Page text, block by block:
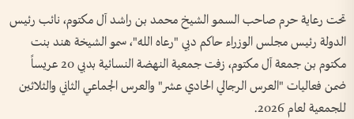
تحت رعاية حرم صاحب السمو الشيخ محمد بن راشد آل مكتوم، نائب رئيس
الدولة رئيس مجلس الوزراء حاكم دبي "رعاه الله"، سمو الشيخة هند بنت
مكتوم بن جمعة آل مكتوم، زفت جمعية النهضة النسائية بدبي 20 عريساً
ضمن فعاليات "العرس الرجالي الحادي عشر" والعرس الجماعي الثاني والثلاثين
للجمعية لعام 2026.